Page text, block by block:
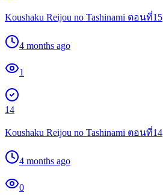
Koushaku Reijou no Tashinami ตอนที่15
4 months ago
1
14
Koushaku Reijou no Tashinami ตอนที่14
4 months ago
0